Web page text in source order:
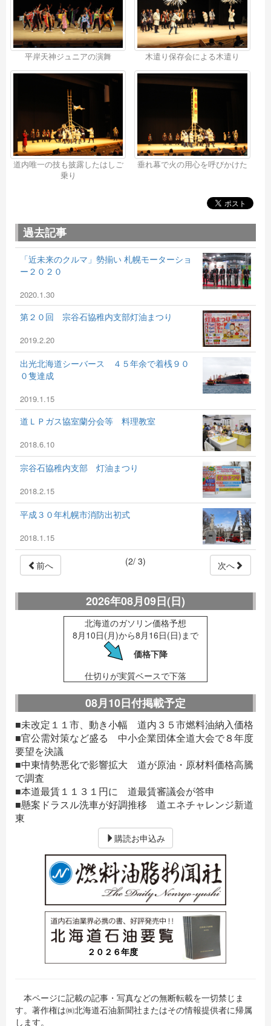
平岸天神ジュニアの演舞 木遣り保存会による木遣り
道内唯一の技も披露したはしご
乗り
垂れ幕で火の用心を呼びかけた
過去記事
「近未来のクルマ」勢揃い 札幌モーターショ
ー２０２０
2020.1.30
第２０回 宗谷石協稚内支部灯油まつり
2019.2.20
出光北海道シーバース ４５年余で着桟９０
０隻達成
2019.1.15
道ＬＰガス協室蘭分会等 料理教室
2018.6.10
宗谷石協稚内支部 灯油まつり
2018.2.15
平成３０年札幌市消防出初式
2018.1.15
前へ (2/ 3) 次へ
2026年08月09日(日)
北海道のガソリン価格予想
8月10日(月)から8月16日(日)まで
価格下降
仕切りが実質ベースで下落
08月10日付掲載予定
■未改定１１市、動き小幅 道内３５市燃料油納入価格
■官公需対策など盛る 中小企業団体全道大会で８年度
要望を決議
■中東情勢悪化で影響拡大 道が原油・原材料価格高騰
で調査
■本道最賃１１３１円に 道最賃審議会が答申
■懸案ドラスル洗車が好調推移 道エネチャレンジ新道
東
購読お申込み
２０２６年度
本ページに記載の記事・写真などの無断転載を一切禁じま
す。著作権は㈱北海道石油新聞社またはその情報提供者に帰属
します。